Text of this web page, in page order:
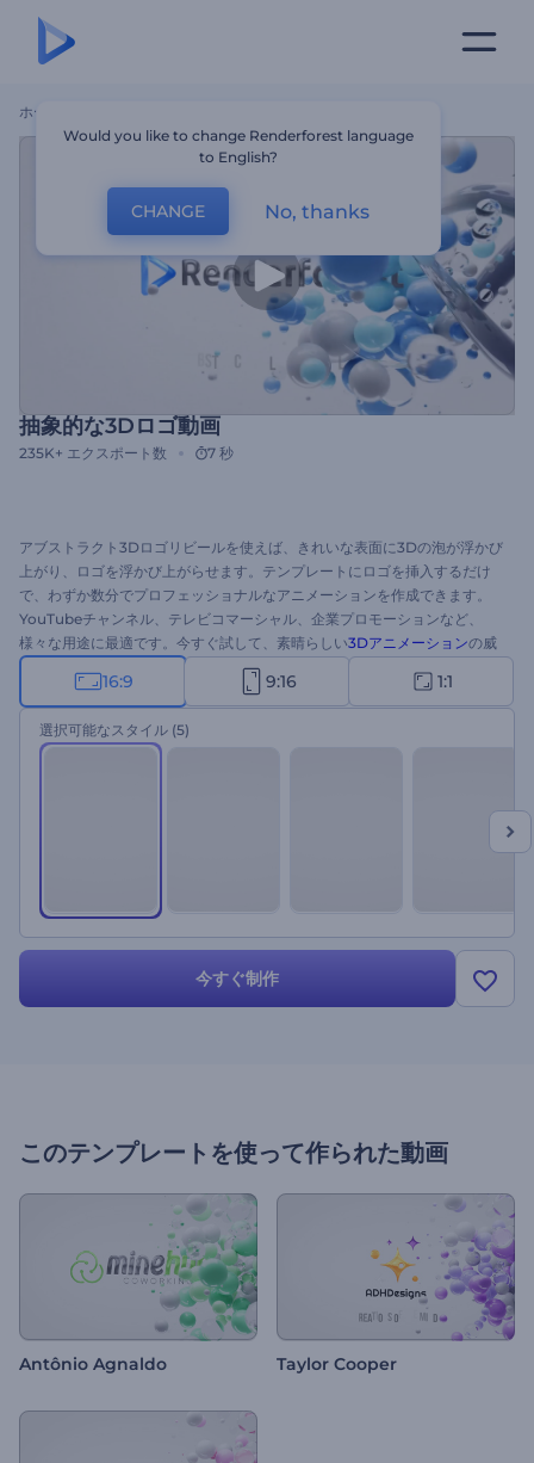
ホーム
抽象的な3Dロゴ動画
235K+ エクスポート数 7 秒
アブストラクト3Dロゴリビールを使えば、きれいな表面に3Dの泡が浮かび
上がり、ロゴを浮かび上がらせます。テンプレートにロゴを挿入するだけ
で、わずか数分でプロフェッショナルなアニメーションを作成できます。
YouTubeチャンネル、テレビコマーシャル、企業プロモーションなど、
様々な用途に最適です。今すぐ試して、素晴らしい3Dアニメーションの威
力を実感してください！
16:9 9:16 1:1
選択可能なスタイル (5)
今すぐ制作
このテンプレートを使って作られた動画
Antônio Agnaldo Taylor Cooper
Would you like to change Renderforest language
to English?
CHANGE No, thanks